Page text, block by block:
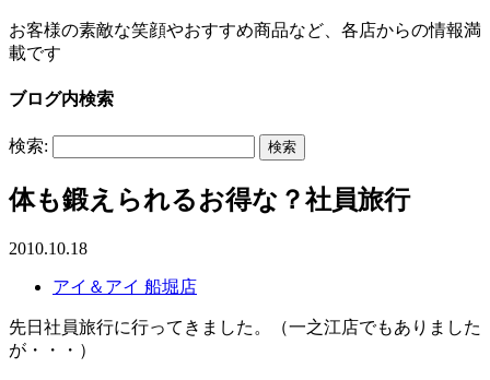
お客様の素敵な笑顔やおすすめ商品など、各店からの情報満
載です
ブログ内検索
検索:
体も鍛えられるお得な？社員旅行
2010.10.18
アイ＆アイ 船堀店
先日社員旅行に行ってきました。（一之江店でもありました
が・・・）